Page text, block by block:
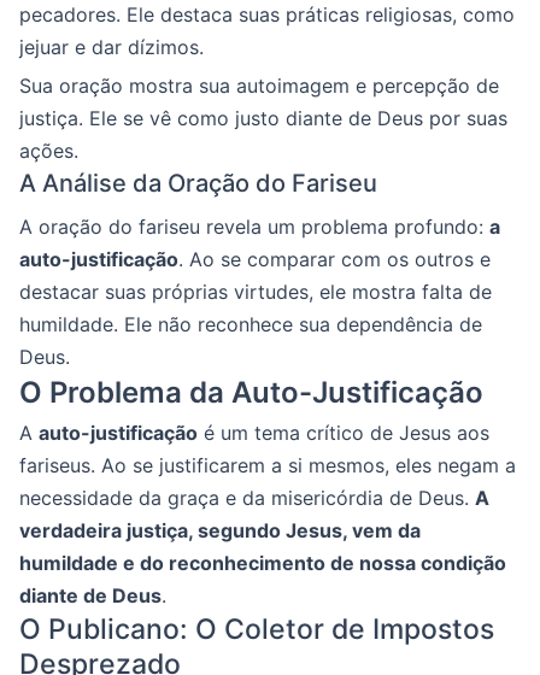
pecadores. Ele destaca suas práticas religiosas, como
jejuar e dar dízimos.
Sua oração mostra sua autoimagem e percepção de
justiça. Ele se vê como justo diante de Deus por suas
ações.
A Análise da Oração do Fariseu
A oração do fariseu revela um problema profundo: a
auto-justificação. Ao se comparar com os outros e
destacar suas próprias virtudes, ele mostra falta de
humildade. Ele não reconhece sua dependência de
Deus.
O Problema da Auto-Justificação
A auto-justificação é um tema crítico de Jesus aos
fariseus. Ao se justificarem a si mesmos, eles negam a
necessidade da graça e da misericórdia de Deus. A
verdadeira justiça, segundo Jesus, vem da
humildade e do reconhecimento de nossa condição
diante de Deus.
O Publicano: O Coletor de Impostos
Desprezado